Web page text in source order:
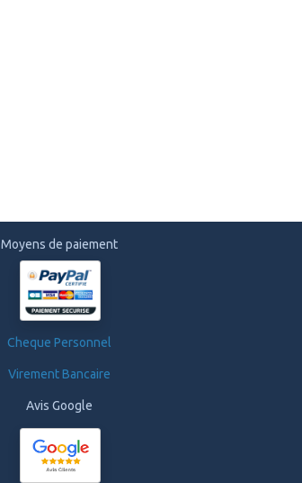
Moyens de paiement
Cheque Personnel
Virement Bancaire
Avis Google